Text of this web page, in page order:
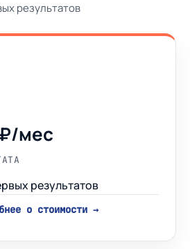
результатов
мес
результатов
о стоимости →